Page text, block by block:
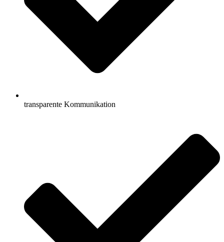
transparente Kommunikation